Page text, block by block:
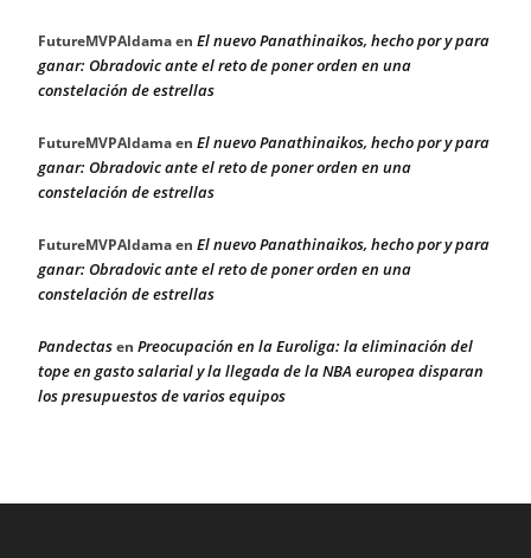
FutureMVPAldamaen El nuevo Panathinaikos, hecho por y para
ganar: Obradovic ante el reto de poner orden en una
constelación de estrellas
FutureMVPAldamaen El nuevo Panathinaikos, hecho por y para
ganar: Obradovic ante el reto de poner orden en una
constelación de estrellas
FutureMVPAldamaen El nuevo Panathinaikos, hecho por y para
ganar: Obradovic ante el reto de poner orden en una
constelación de estrellas
Pandectasen Preocupación en la Euroliga: la eliminación del
tope en gasto salarial y la llegada de la NBA europea disparan
los presupuestos de varios equipos